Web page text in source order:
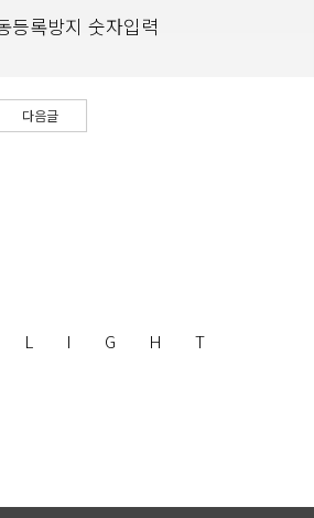
등록방지 숫자입력
다음글